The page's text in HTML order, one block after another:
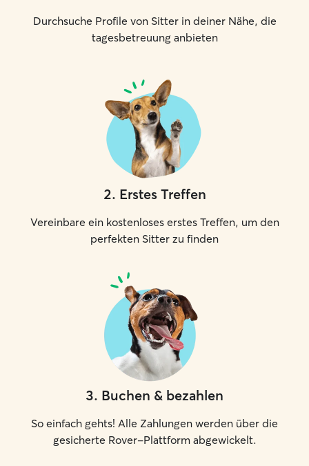
Durchsuche Profile von Sitter in deiner Nähe, die
tagesbetreuung anbieten
2. Erstes Treffen
Vereinbare ein kostenloses erstes Treffen, um den
perfekten Sitter zu finden
3. Buchen & bezahlen
So einfach gehts! Alle Zahlungen werden über die
gesicherte Rover-Plattform abgewickelt.